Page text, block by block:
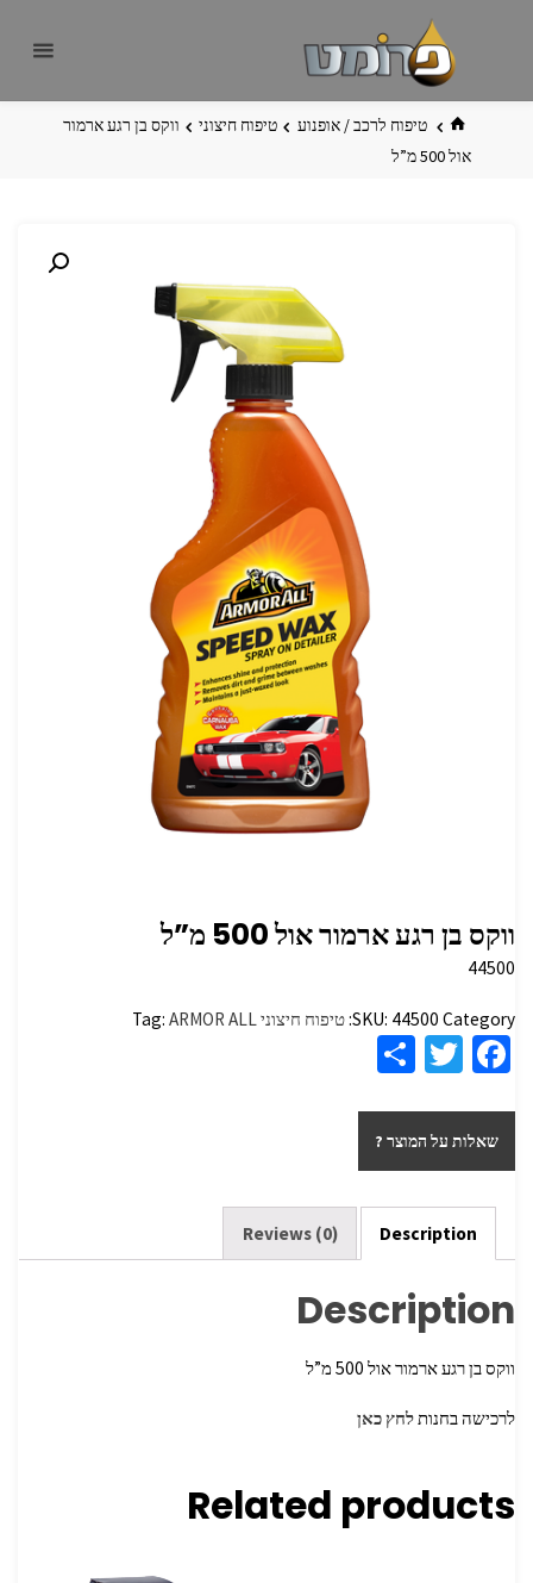
בית טיפוח לרכב / אופנוע טיפוח חיצוני
ווקס בן רגע ארמור
אול 500 מ”ל
ווקס בן רגע ארמור אול 500 מ”ל
44500
SKU: 44500 Category: טיפוח חיצוני Tag: ARMOR ALL
Fa
b
o
o
k
T
tt
er
ar
e
שאלות על המוצר ?
Description
Reviews (0)
Description
ווקס בן רגע ארמור אול 500 מ”ל
לרכישה בחנותלחץ כאן
Related products